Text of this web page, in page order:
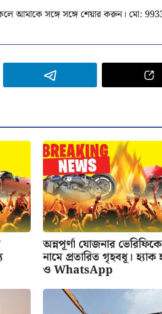
আমাকে সঙ্গে সঙ্গে শেয়ার করুন। মো:
অন্নপূর্ণা যোজনার
নামে প্রতারিত গৃহবধূ।
ও WhatsApp